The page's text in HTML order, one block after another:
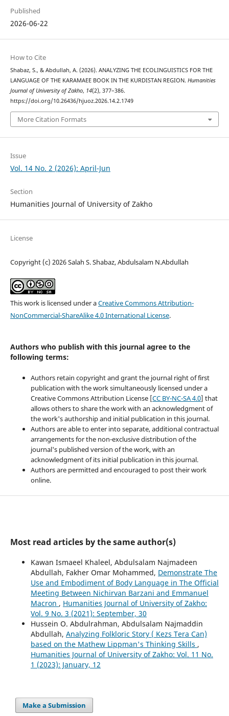
Published
2026-06-22
How to Cite
Shabaz, S., & Abdullah, A. (2026). ANALYZING THE ECOLINGUISTICS FOR THE
LANGUAGE OF THE KARAMAEE BOOK IN THE KURDISTAN REGION. Humanities
Journal of University of Zakho, 14(2), 377–386.
https://doi.org/10.26436/hjuoz.2026.14.2.1749
More Citation Formats
Issue
Vol. 14 No. 2 (2026): April-Jun
Section
Humanities Journal of University of Zakho
License
Copyright (c) 2026 Salah S. Shabaz, Abdulsalam N.Abdullah
This work is licensed under aCreative Commons Attribution-
NonCommercial-ShareAlike 4.0 International License.
Authors who publish with this journal agree to the
following terms:
Authors retain copyright and grant the journal right of first
publication with the work simultaneously licensed under a
Creative Commons Attribution License [CC BY-NC-SA 4.0] that
allows others to share the work with an acknowledgment of
the work's authorship and initial publication in this journal.
Authors are able to enter into separate, additional contractual
arrangements for the non-exclusive distribution of the
journal's published version of the work, with an
acknowledgment of its initial publication in this journal.
Authors are permitted and encouraged to post their work
online.
Most read articles by the same author(s)
Kawan Ismaeel Khaleel, Abdulsalam Najmadeen
Abdullah, Fakher Omar Mohammed, Demonstrate The
Use and Embodiment of Body Language in The Official
Meeting Between Nichirvan Barzani and Emmanuel
Macron , Humanities Journal of University of Zakho:
Vol. 9 No. 3 (2021): September, 30
Hussein O. Abdulrahman, Abdulsalam Najmaddin
Abdullah, Analyzing Folkloric Story ( Kezs Tera Can)
based on the Mathew Lippman's Thinking Skills ,
Humanities Journal of University of Zakho: Vol. 11 No.
1 (2023): January, 12
Make a Submission